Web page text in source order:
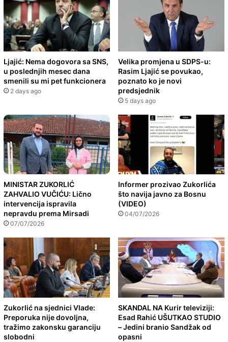
Ljajić: Nema dogovora sa SNS,
u poslednjih mesec dana
smenili su mi pet funkcionera
2 days ago
Velika promjena u SDPS-u:
Rasim Ljajić se povukao,
poznato ko je novi
predsjednik
5 days ago
MINISTAR ZUKORLIĆ
ZAHVALIO VUČIĆU: Lično
intervencija ispravila
nepravdu prema Mirsadi
07/07/2026
Informer prozivao Zukorlića
što navija javno za Bosnu
(VIDEO)
04/07/2026
Zukorlić na sjednici Vlade:
Preporuka nije dovoljna,
tražimo zakonsku garanciju
slobodni
SKANDAL NA Kurir televiziji:
Esad Rahić UŠUTKAO STUDIO
– Jedini branio Sandžak od
opasni